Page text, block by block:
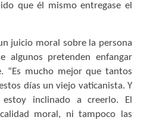
que él mismo entregase el
juicio moral sobre la persona
algunos pretenden enfangar
“Es mucho mejor que tantos
días un viejo vaticanista. Y
inclinado a creerlo. El
moral, ni tampoco las